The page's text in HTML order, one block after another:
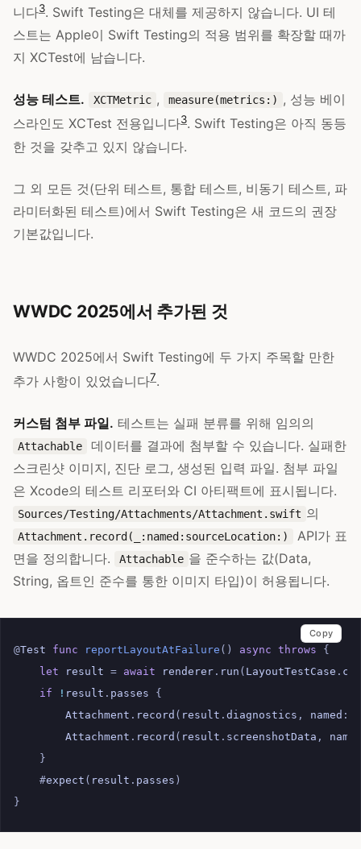
니다3. Swift Testing은 대체를 제공하지 않습니다. UI 테
스트는 Apple이 Swift Testing의 적용 범위를 확장할 때까
지 XCTest에 남습니다.
성능 테스트. XCTMetric , measure(metrics:) , 성능 베이
스라인도 XCTest 전용입니다3. Swift Testing은 아직 동등
한 것을 갖추고 있지 않습니다.
그 외 모든 것(단위 테스트, 통합 테스트, 비동기 테스트, 파
라미터화된 테스트)에서 Swift Testing은 새 코드의 권장
기본값입니다.
WWDC 2025에서 추가된 것
WWDC 2025에서 Swift Testing에 두 가지 주목할 만한
추가 사항이 있었습니다7.
커스텀 첨부 파일. 테스트는 실패 분류를 위해 임의의
Attachable
데이터를 결과에 첨부할 수 있습니다. 실패한
스크린샷 이미지, 진단 로그, 생성된 입력 파일. 첨부 파일
은 Xcode의 테스트 리포터와 CI 아티팩트에 표시됩니다.
Sources/Testing/Attachments/Attachment.swift 의
Attachment.record(_:named:sourceLocation:)
API가 표
면을 정의합니다.
Attachable 을 준수하는 값(Data,
String, 옵트인 준수를 통한 이미지 타입)이 허용됩니다.
@Test func reportLayoutAtFailure () async throws
{
let
result = await renderer . run ( LayoutTestCase .
if
! result . passes
{
Attachment . record ( result . diagnostics , named :
Attachment . record ( result . screenshotData ,
named
}
#expect ( result . passes )
}
Copy